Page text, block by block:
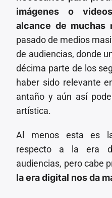
imágenes o
alcance de muchas
pasado de medios
de audiencias, donde
décima parte de los
haber sido relevante
antaño y aún así
artística.
Al menos esta es
respecto a la era
audiencias, pero cabe
la era digital nos da